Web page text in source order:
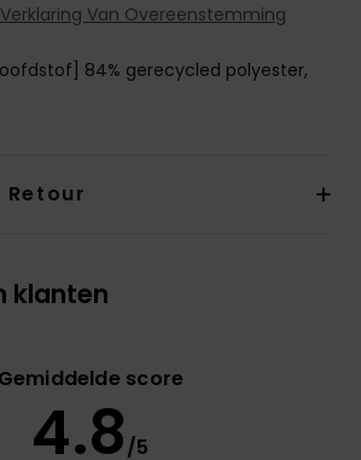
Verklaring Van Overeenstemming
84% gerecycled polyester,
Retour
klanten
Gemiddelde score
4.8/5